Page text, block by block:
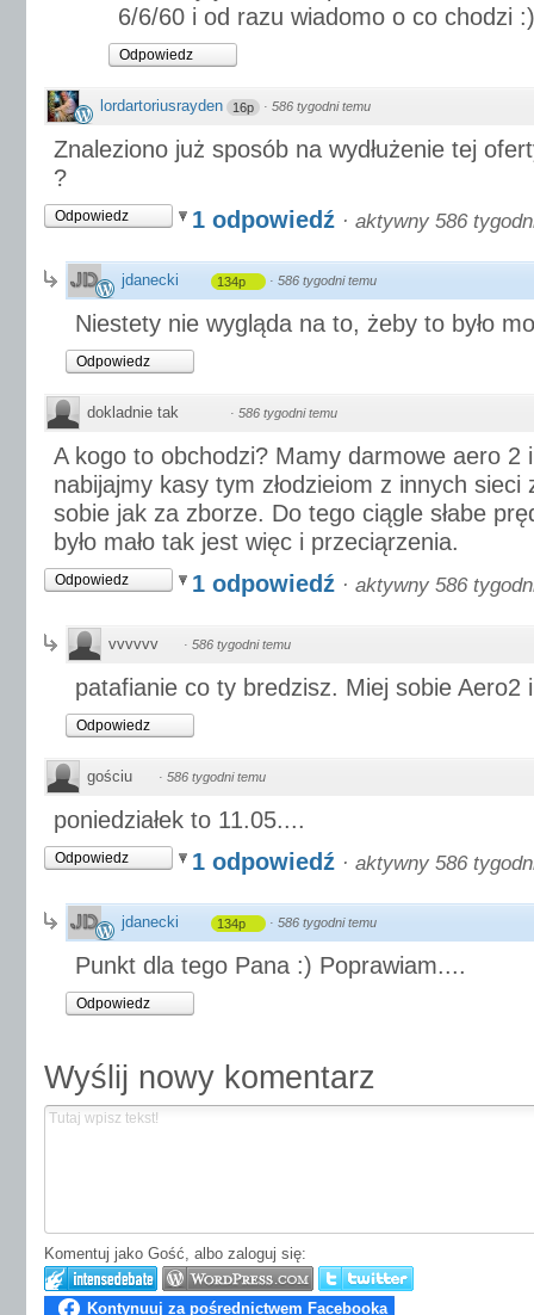
6/6/60 i od razu wiadomo o co chodzi :)
Odpowiedz
lordartoriusrayden 16p · 586 tygodni temu
Znaleziono już sposób na wydłużenie tej
?
Odpowiedz 1 odpowiedź · aktywny 586
jdanecki 134p · 586 tygodni temu
Niestety nie wygląda na to, żeby to było
Odpowiedz
dokladnie tak · 586 tygodni temu
A kogo to obchodzi? Mamy darmowe aero 2
nabijajmy kasy tym złodzieiom z innych sieci
sobie jak za zborze. Do tego ciągle słabe
było mało tak jest więc i przeciąrzenia.
Odpowiedz 1 odpowiedź · aktywny 586
vvvvvv · 586 tygodni temu
patafianie co ty bredzisz. Miej sobie Aero2
Odpowiedz
gościu · 586 tygodni temu
poniedziałek to 11.05....
Odpowiedz 1 odpowiedź · aktywny 586
jdanecki 134p · 586 tygodni temu
Punkt dla tego Pana :) Poprawiam....
Odpowiedz
Wyślij nowy komentarz
Komentuj jako Gość, albo zaloguj się: